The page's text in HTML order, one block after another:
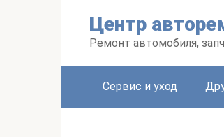
Центр
Ремонт автомобиля,
Сервис и уход